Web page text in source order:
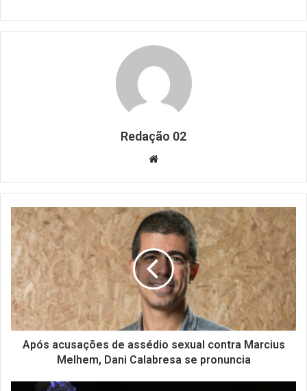
Redação 02
Website
Após acusações de assédio sexual contra Marcius
Melhem, Dani Calabresa se pronuncia